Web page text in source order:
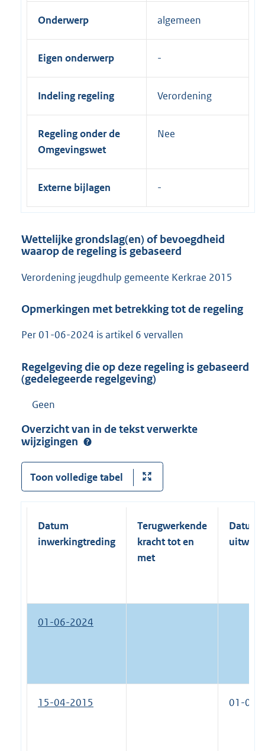
Onderwerp algemeen
Eigen onderwerp
Indeling regeling Verordening
Regeling onder de
Omgevingswet
Nee
Externe bijlagen
Wettelijke grondslag(en) of bevoegdheid
waarop de regeling is gebaseerd
Verordening jeugdhulp gemeente Kerkrae 2015
Opmerkingen met betrekking tot de regeling
Per 01-06-2024 is artikel 6 vervallen
Regelgeving die op deze regeling is gebaseerd
(gedelegeerde regelgeving)
Geen
Overzicht van in de tekst verwerkte
wijzigingen
Toon volledige tabel
Datum
inwerkingtreding
Terugwerkende
kracht tot en
met
Datum
01-06-2024
15-04-2015 01-06-